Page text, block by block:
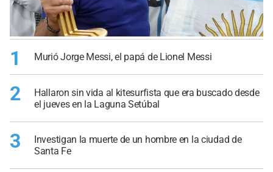
1 Murió Jorge Messi, el papá de Lionel Messi
2
Hallaron sin vida al kitesurfista que era buscado desde
el jueves en la Laguna Setúbal
3
Investigan la muerte de un hombre en la ciudad de
Santa Fe